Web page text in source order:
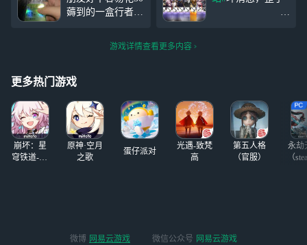
阅兵，是飞天轰炸
大盘鸡，是杰斯顿
块钱的红刀，是莱
蠕动的隐匿怪……
现在我才
明日方舟
薅到的一盒行者主
己把一整个大盒通
一番讨价还价才要
校花钱但没钱线上
买东西……) 还好
出了红蒂!为斯卡
蒂
游戏详情查看更多内容
更多热门游戏
崩坏：星
穹铁道-4.4
原神·空月
之歌
蛋仔派对
光遇-致梵
高
第五人格
（官服）
永劫
（
微博 网易云游戏 微信公众号 网易云游戏